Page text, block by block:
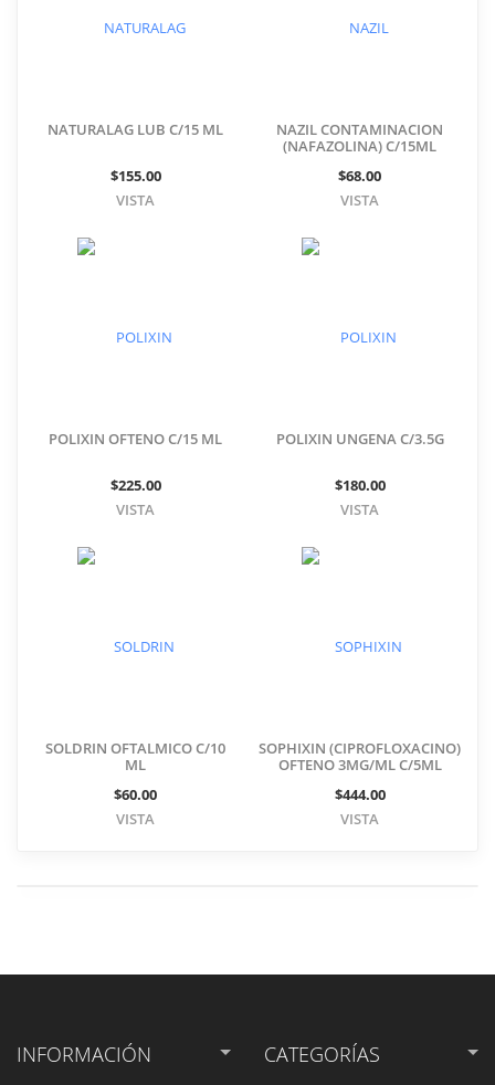
NATURALAG LUB C/15 ML
$155.00
VISTA
NAZIL CONTAMINACION
(NAFAZOLINA) C/15ML
$68.00
VISTA
POLIXIN OFTENO C/15 ML
$225.00
VISTA
POLIXIN UNGENA C/3.5G
$180.00
VISTA
SOLDRIN OFTALMICO C/10
ML
$60.00
VISTA
SOPHIXIN (CIPROFLOXACINO)
OFTENO 3MG/ML C/5ML
$444.00
VISTA
INFORMACIÓN CATEGORÍAS